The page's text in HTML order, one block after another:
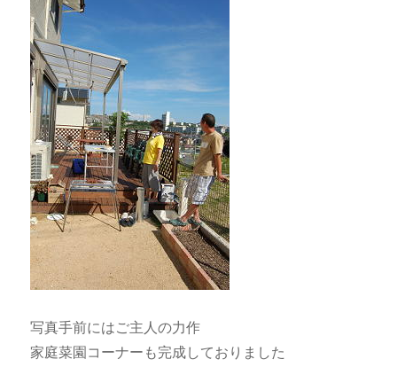
写真手前にはご主人の力作
家庭菜園コーナーも完成しておりました